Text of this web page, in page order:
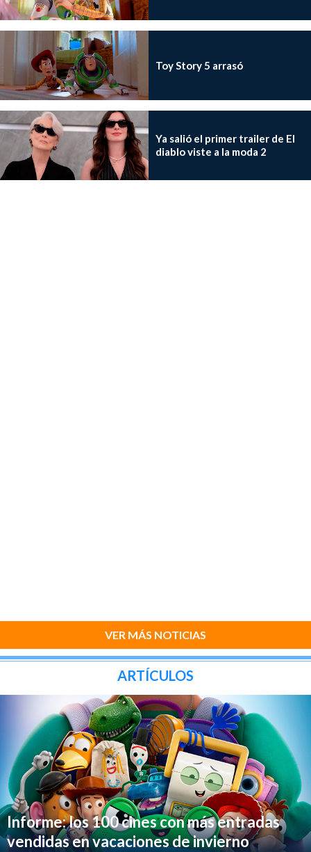
Toy Story 5 arrasó
Ya salió el primer trailer de El
diablo viste a la moda 2
VER MÁS NOTICIAS
ARTÍCULOS
Informe: los 100 cines con más entradas
vendidas en vacaciones de invierno